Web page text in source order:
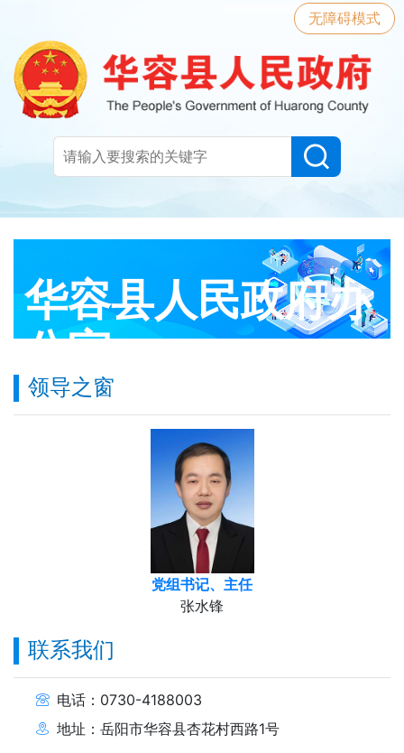
无障碍模式
华容县人民政府办
公室
领导之窗
党组书记、主任
张水锋
联系我们
电话：0730-4188003
地址：岳阳市华容县杏花村西路1号